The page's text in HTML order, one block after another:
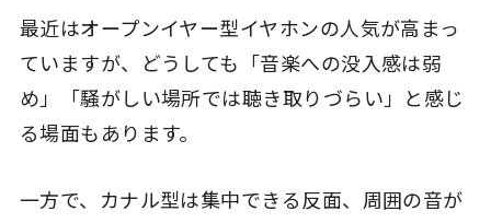
最近はオープンイヤー型イヤホンの人気が高まっ
ていますが、どうしても「音楽への没入感は弱
め」「騒がしい場所では聴き取りづらい」と感じ
る場面もあります。
一方で、カナル型は集中できる反面、周囲の音が